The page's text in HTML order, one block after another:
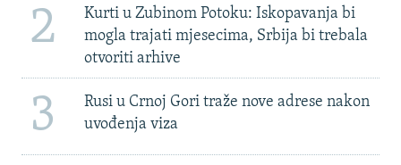
2
Kurti u Zubinom Potoku: Iskopavanja bi
mogla trajati mjesecima, Srbija bi trebala
otvoriti arhive
3
Rusi u Crnoj Gori traže nove adrese nakon
uvođenja viza